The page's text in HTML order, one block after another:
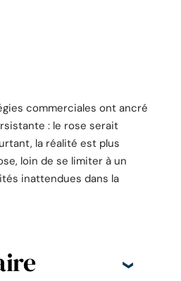
commerciales ont ancré
: le rose serait
la réalité est plus
loin de se limiter à un
inattendues dans la